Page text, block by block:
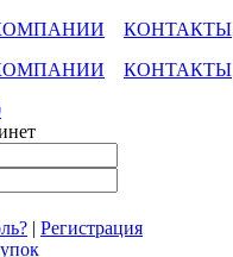
КОНТАКТЫ
КОНТАКТЫ
| Регистрация